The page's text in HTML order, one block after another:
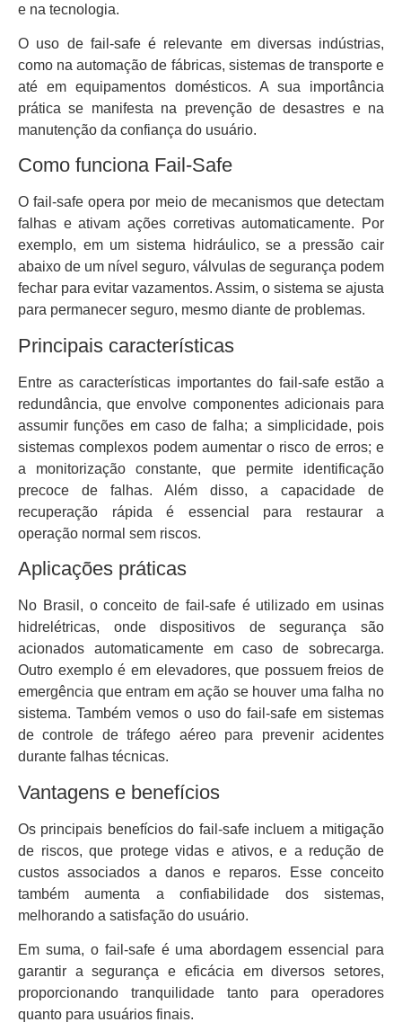
e na tecnologia.
O uso de fail-safe é relevante em diversas indústrias,
como na automação de fábricas, sistemas de transporte e
até em equipamentos domésticos. A sua importância
prática se manifesta na prevenção de desastres e na
manutenção da confiança do usuário.
Como funciona Fail-Safe
O fail-safe opera por meio de mecanismos que detectam
falhas e ativam ações corretivas automaticamente. Por
exemplo, em um sistema hidráulico, se a pressão cair
abaixo de um nível seguro, válvulas de segurança podem
fechar para evitar vazamentos. Assim, o sistema se ajusta
para permanecer seguro, mesmo diante de problemas.
Principais características
Entre as características importantes do fail-safe estão a
redundância, que envolve componentes adicionais para
assumir funções em caso de falha; a simplicidade, pois
sistemas complexos podem aumentar o risco de erros; e
a monitorização constante, que permite identificação
precoce de falhas. Além disso, a capacidade de
recuperação rápida é essencial para restaurar a
operação normal sem riscos.
Aplicações práticas
No Brasil, o conceito de fail-safe é utilizado em usinas
hidrelétricas, onde dispositivos de segurança são
acionados automaticamente em caso de sobrecarga.
Outro exemplo é em elevadores, que possuem freios de
emergência que entram em ação se houver uma falha no
sistema. Também vemos o uso do fail-safe em sistemas
de controle de tráfego aéreo para prevenir acidentes
durante falhas técnicas.
Vantagens e benefícios
Os principais benefícios do fail-safe incluem a mitigação
de riscos, que protege vidas e ativos, e a redução de
custos associados a danos e reparos. Esse conceito
também aumenta a confiabilidade dos sistemas,
melhorando a satisfação do usuário.
Em suma, o fail-safe é uma abordagem essencial para
garantir a segurança e eficácia em diversos setores,
proporcionando tranquilidade tanto para operadores
quanto para usuários finais.